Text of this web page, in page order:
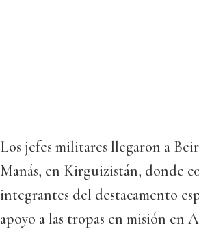
Los jefes militares llegaron a
Manás, en Kirguizistán, donde
integrantes del destacamento
apoyo a las tropas en misión en